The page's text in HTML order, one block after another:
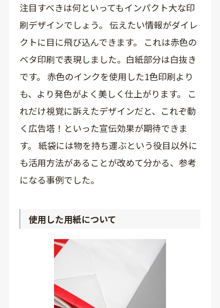
注目すべきは何といってもインパクト大な印
刷デザインでしょう。 伝えたい情報がダイレ
クトに目に飛び込んできます。 これは赤色の
ベタ印刷で表現しました。白紙部分は白抜き
です。 赤色のインクを使用した1色印刷より
も、より発色がよく美しく仕上がります。 こ
れだけ視覚に訴えたデザインだと、これぞ動
く広告塔！といった宣伝効果が期待できま
す。 紙袋には物を持ち運ぶという役目以外に
も活用方法があることが改めて分かる、参考
になる事例でした。
使用した用紙について